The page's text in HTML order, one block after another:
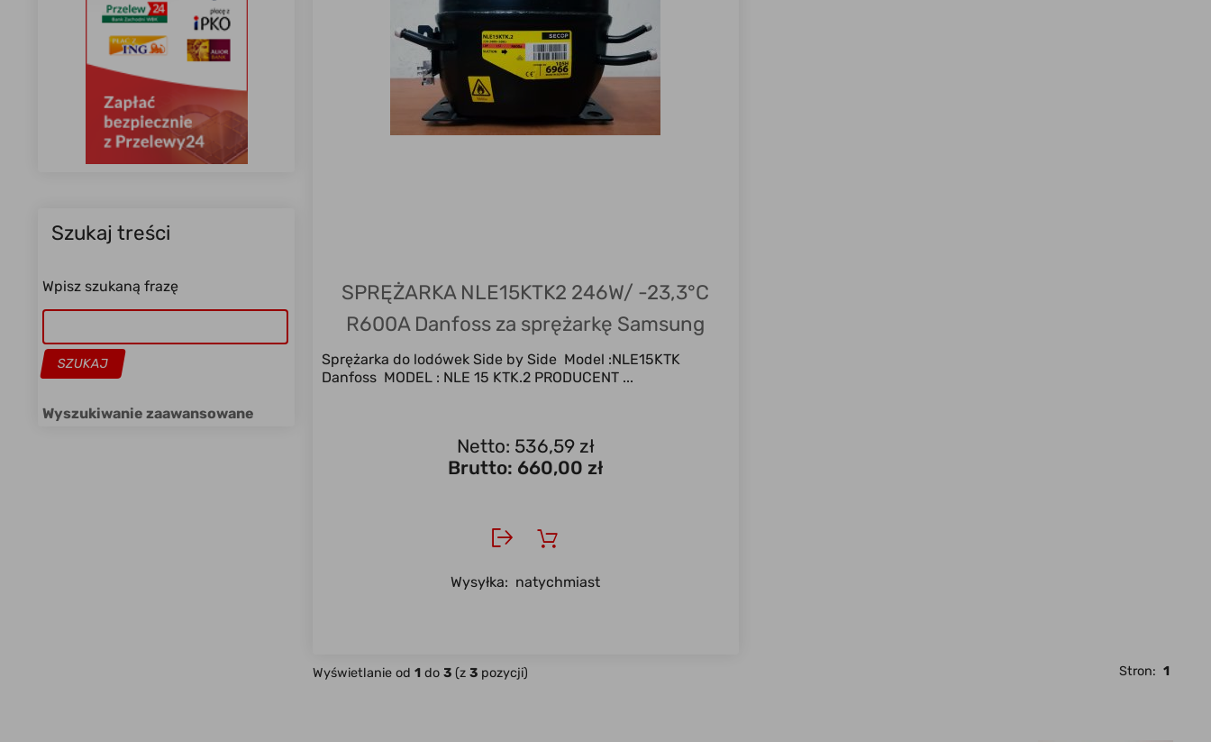
Szukaj treści
Wpisz szukaną frazę
Wyszukiwanie zaawansowane
SPRĘŻARKA NLE15KTK2 246W/ -23,3°C
R600A Danfoss za sprężarkę Samsung
MK4A5QR1U DOSTĘPNA OD RĘKI !!!
Sprężarka do lodówek Side by Side Model :NLE15KTK
Danfoss MODEL : NLE 15 KTK.2 PRODUCENT ...
Netto: 536,59 zł
Brutto: 660,00 zł
Wysyłka: natychmiast
Wyświetlanie od 1 do 3 (z 3 pozycji) Stron: 1